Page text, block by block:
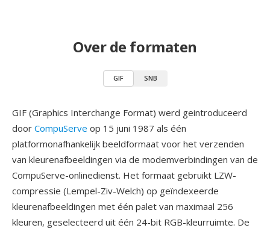
Over de formaten
GIF SNB
GIF (Graphics Interchange Format) werd geintroduceerd
door CompuServe op 15 juni 1987 als één
platformonafhankelijk beeldformaat voor het verzenden
van kleurenafbeeldingen via de modemverbindingen van de
CompuServe-onlinedienst. Het formaat gebruikt LZW-
compressie (Lempel-Ziv-Welch) op geïndexeerde
kleurenafbeeldingen met één palet van maximaal 256
kleuren, geselecteerd uit één 24-bit RGB-kleurruimte. De